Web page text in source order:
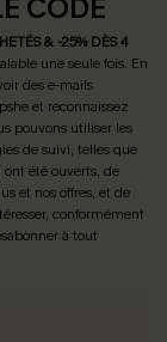
CODE
& -25% DÈS 4
une seule fois. En
des e-mails
et reconnaissez
pouvons utiliser les
de suivi, telles que
été ouverts, de
et nos offres, et de
conformément
à tout